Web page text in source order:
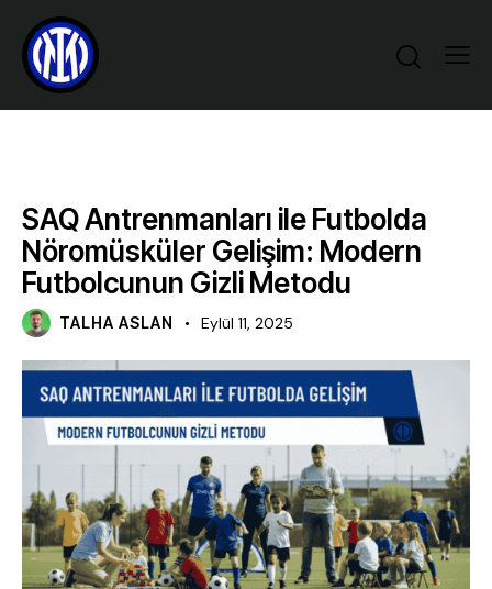
SAQ Antrenmanları ile Futbolda
Nöromüsküler Gelişim: Modern
Futbolcunun Gizli Metodu
TALHA ASLAN Eylül 11, 2025